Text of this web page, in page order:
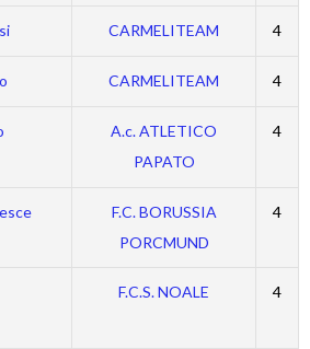
CARMELITEAM 4
CARMELITEAM 4
A.c. ATLETICO
PAPATO
4
F.C. BORUSSIA
PORCMUND
4
F.C.S. NOALE 4